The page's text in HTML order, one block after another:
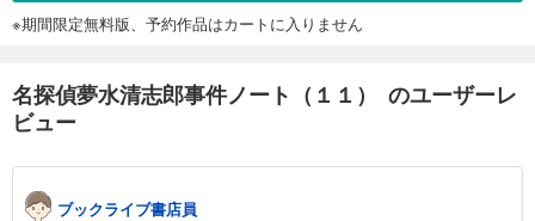
※期間限定無料版、予約作品はカートに入りません
名探偵夢水清志郎事件ノート（１１） のユーザーレ
ビュー
ブックライブ書店員